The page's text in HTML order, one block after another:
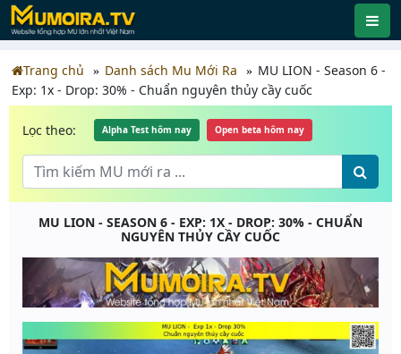
Trang chủ Danh sách Mu Mới Ra
MU LION - Season 6 -
Exp: 1x - Drop: 30% - Chuẩn nguyên thủy cầy cuốc
Lọc theo: Alpha Test hôm nay Open beta hôm nay
MU LION - SEASON 6 - EXP: 1X - DROP: 30% - CHUẨN
NGUYÊN THỦY CẦY CUỐC